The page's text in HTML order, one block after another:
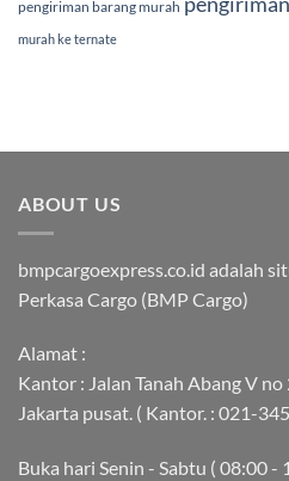
pengiriman barang murah
murah ke ternate
ABOUT US
bmpcargoexpress.co.id adalah
Perkasa Cargo (BMP Cargo)
Alamat :
Kantor : Jalan Tanah Abang V
Jakarta pusat. ( Kantor. : 021-
Buka hari Senin - Sabtu ( 08:00 -